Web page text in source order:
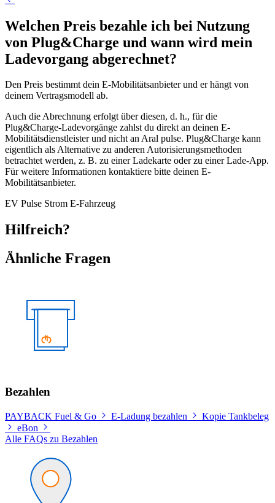
Welchen Preis bezahle ich bei Nutzung
von Plug&Charge und wann wird mein
Ladevorgang abgerechnet?
Den Preis bestimmt dein E-Mobilitätsanbieter und er hängt von
deinem Vertragsmodell ab.
Auch die Abrechnung erfolgt über diesen, d. h., für die
Plug&Charge-Ladevorgänge zahlst du direkt an deinen E-
Mobilitätsdienstleister und nicht an Aral pulse. Plug&Charge kann
eigentlich als Alternative zu anderen Autorisierungsmethoden
betrachtet werden, z. B. zu einer Ladekarte oder zu einer Lade-App.
Für weitere Informationen kontaktiere bitte deinen E-
Mobilitätsanbieter.
EV Pulse Strom E-Fahrzeug
Hilfreich?
Ähnliche Fragen
Bezahlen
PAYBACK Fuel & Go E-Ladung bezahlen
Kopie Tankbeleg
eBon
Alle FAQs zu Bezahlen